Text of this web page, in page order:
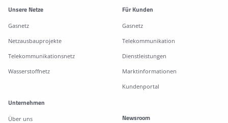
Weitere Informationen
Unsere Netze
Gasnetz
Netzausbauprojekte
Telekommunikationsnetz
Wasserstoffnetz
Für Kunden
Gasnetz
Telekommunikation
Dienstleistungen
Marktinformationen
Kundenportal
Unternehmen
Über uns
Newsroom